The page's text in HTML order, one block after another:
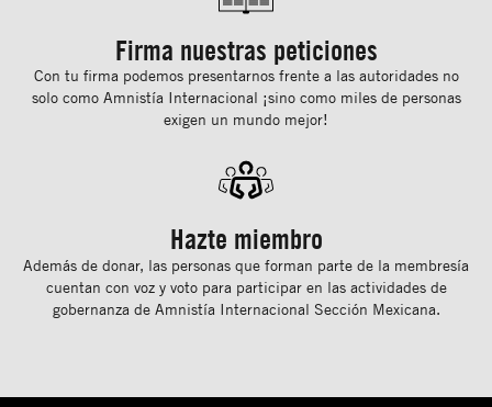
Firma nuestras peticiones
Con tu ﬁrma podemos presentarnos frente a las autoridades no
solo como Amnistía Internacional ¡sino como miles de personas
exigen un mundo mejor!
Hazte miembro
Además de donar, las personas que forman parte de la membresía
cuentan con voz y voto para participar en las actividades de
gobernanza de Amnistía Internacional Sección Mexicana.